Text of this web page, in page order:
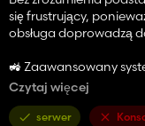
się frustrujący,
obsługa doprowadzą
🚜 Zaawansowany
Advanced Damage
standardowej
Farming Simulator 25.
Czytaj więcej
serwer